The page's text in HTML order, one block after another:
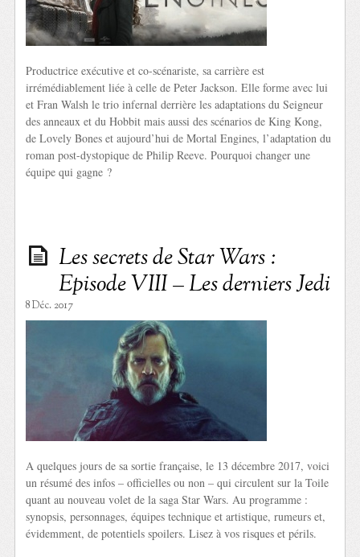
Productrice exécutive et co-scénariste, sa carrière est
irrémédiablement liée à celle de Peter Jackson. Elle forme avec lui
et Fran Walsh le trio infernal derrière les adaptations du Seigneur
des anneaux et du Hobbit mais aussi des scénarios de King Kong,
de Lovely Bones et aujourd’hui de Mortal Engines, l’adaptation du
roman post-dystopique de Philip Reeve. Pourquoi changer une
équipe qui gagne ?
Les secrets de Star Wars :
Episode VIII – Les derniers Jedi
8 Déc. 2017
A quelques jours de sa sortie française, le 13 décembre 2017, voici
un résumé des infos – officielles ou non – qui circulent sur la Toile
quant au nouveau volet de la saga Star Wars. Au programme :
synopsis, personnages, équipes technique et artistique, rumeurs et,
évidemment, de potentiels spoilers. Lisez à vos risques et périls.